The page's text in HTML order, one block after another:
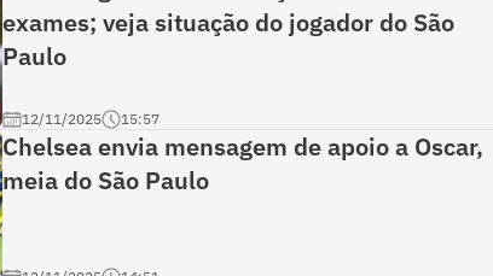
exames; veja situação do jogador do São
Paulo
12/11/2025 15:57
Chelsea envia mensagem de apoio a Oscar,
meia do São Paulo